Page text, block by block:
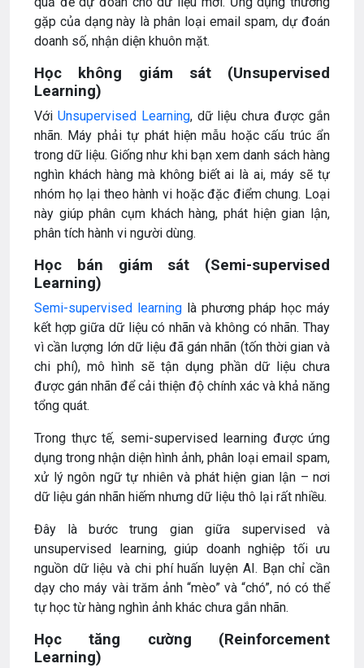
gặp của dạng này là phân loại email spam, dự đoán
doanh số, nhận diện khuôn mặt.
Học không giám sát (Unsupervised
Learning)
Với Unsupervised Learning, dữ liệu chưa được gắn
nhãn. Máy phải tự phát hiện mẫu hoặc cấu trúc ẩn
trong dữ liệu. Giống như khi bạn xem danh sách hàng
nghìn khách hàng mà không biết ai là ai, máy sẽ tự
nhóm họ lại theo hành vi hoặc đặc điểm chung. Loại
này giúp phân cụm khách hàng, phát hiện gian lận,
phân tích hành vi người dùng.
Học bán giám sát (Semi-supervised
Learning)
Semi-supervised learninglà phương pháp học máy
kết hợp giữa dữ liệu có nhãn và không có nhãn. Thay
vì cần lượng lớn dữ liệu đã gán nhãn (tốn thời gian và
chi phí), mô hình sẽ tận dụng phần dữ liệu chưa
được gán nhãn để cải thiện độ chính xác và khả năng
tổng quát.
Trong thực tế, semi-supervised learning được ứng
dụng trong nhận diện hình ảnh, phân loại email spam,
xử lý ngôn ngữ tự nhiên và phát hiện gian lận – nơi
dữ liệu gán nhãn hiếm nhưng dữ liệu thô lại rất nhiều.
Đây là bước trung gian giữa supervised và
unsupervised learning, giúp doanh nghiệp tối ưu
nguồn dữ liệu và chi phí huấn luyện AI. Bạn chỉ cần
dạy cho máy vài trăm ảnh “mèo” và “chó”, nó có thể
tự học từ hàng nghìn ảnh khác chưa gắn nhãn.
Học tăng cường (Reinforcement
Learning)